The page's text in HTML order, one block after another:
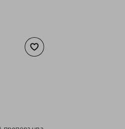
Добави към списъка с